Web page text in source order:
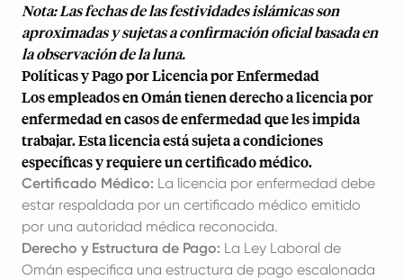
Nota: Las fechas de las festividades islámicas son
aproximadas y sujetas a confirmación oficial basada en
la observación de la luna.
Políticas y Pago por Licencia por Enfermedad
Los empleados en Omán tienen derecho a licencia por
enfermedad en casos de enfermedad que les impida
trabajar. Esta licencia está sujeta a condiciones
específicas y requiere un certificado médico.
Certificado Médico: La licencia por enfermedad debe
estar respaldada por un certificado médico emitido
por una autoridad médica reconocida.
Derecho y Estructura de Pago: La Ley Laboral de
Omán especifica una estructura de pago escalonada